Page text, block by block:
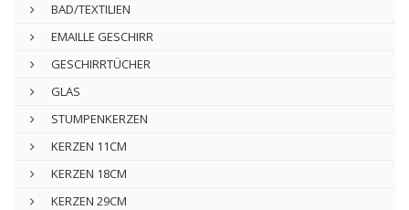
BAD/TEXTILIEN
EMAILLE GESCHIRR
GESCHIRRTÜCHER
GLAS
STUMPENKERZEN
KERZEN 11CM
KERZEN 18CM
KERZEN 29CM